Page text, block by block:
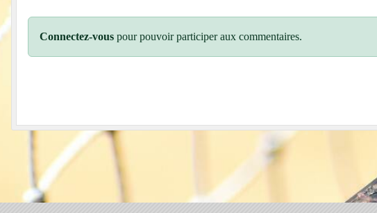
Connectez-vous pour pouvoir participer aux commentaires.